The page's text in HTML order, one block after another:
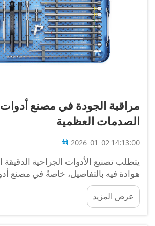
مراقبة الجودة في مصنع
الصدمات العظمية
2026-01-02 14:13:00
يتطلب تصنيع الأدوات الجراحية الدقيقة
هوادة فيه بالتفاصيل، خاصةً في مصنع
العظمية حيث تعتمد سلامة المريض على
مكون. إن الطبيعة المعقدة لجراحات
عرض المزيد